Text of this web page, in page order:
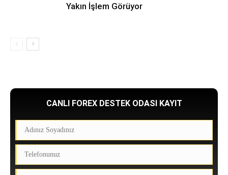
Yakın İşlem Görüyor
CANLI FOREX DESTEK ODASI KAYIT